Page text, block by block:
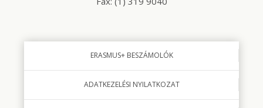
ERASMUS+ BESZÁMOLÓK
ADATKEZELÉSI NYILATKOZAT